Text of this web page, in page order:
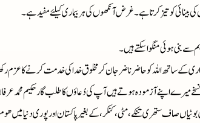
بینائی کو تیز کرتا ہے۔ غرض آنکھوں کی ہر بیماری کیلئے مفید ہے۔
سے بنی ہوئی منگوا سکتے ہیں۔
کے ساتھ اللہ کو حاضر ناضر جان کر مخلوق خدا کی خدمت کرنے کا عزم
نسخے میرے اپنے آزمودہ ہوتے ہیں آپ کی دُعاؤں کا طلب گار حکیم محمد
صاف ستھری تنکے، مٹی، کنکر، کے بغیر پاکستان اور پوری دنیا میں